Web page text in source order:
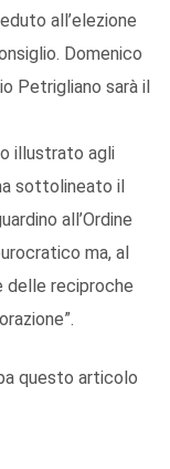
all’elezione
Domenico
Petrigliano sarà il
illustrato agli
sottolineato il
all’Ordine
ma, al
reciproche
questo articolo